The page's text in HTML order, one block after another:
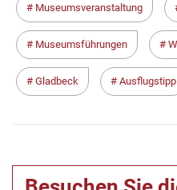
Museumsveranstaltung
Museumsführungen
Gladbeck Ausflugstipp